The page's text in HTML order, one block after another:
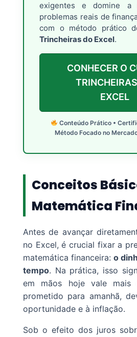
exigentes e domine a
problemas reais de
com o método prático
Trincheiras do Excel.
CONHECER O
EXCEL
Conteúdo Prático •
Método Focado no
Conceitos
Matemática
Antes de avançar
no Excel, é crucial fixar a
matemática financeira: o
tempo. Na prática, isso
em mãos hoje vale mais
prometido para amanhã,
oportunidade e à inflação.
Sob o efeito dos juros